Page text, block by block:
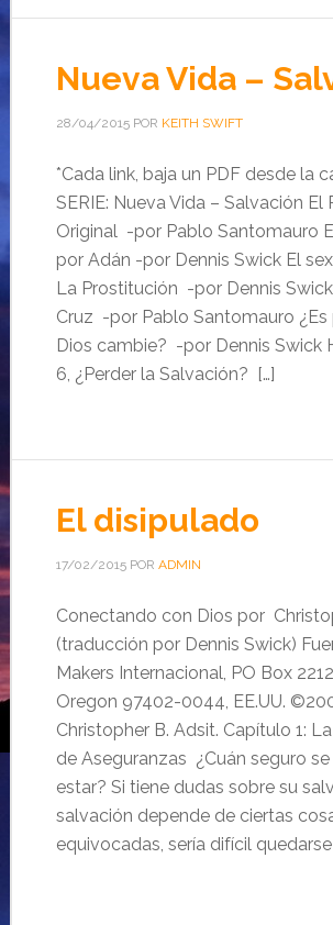
Nueva Vida –
28/04/2015POR KEITH SWIFT
*Cada link, baja un PDF desde la
SERIE: Nueva Vida – Salvación El
Original -por Pablo Santomauro
por Adán -por Dennis Swick El
La Prostitución -por Dennis
Cruz -por Pablo Santomauro ¿Es
Dios cambie? -por Dennis Swick
6, ¿Perder la Salvación? […]
El disipulado
17/02/2015POR ADMIN
Conectando con Dios por
(traducción por Dennis Swick)
Makers Internacional, PO Box
Oregon 97402-0044, EE.UU.
Christopher B. Adsit. Capítulo 1:
de Aseguranzas ¿Cuán seguro
estar? Si tiene dudas sobre su
salvación depende de ciertas
equivocadas, sería difícil